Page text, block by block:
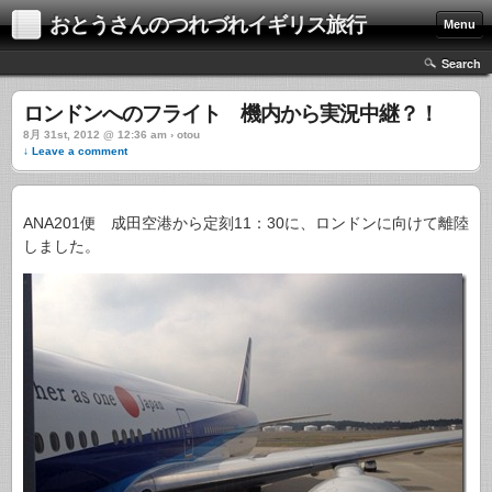
おとうさんのつれづれイギリス旅行 Menu
Search
ロンドンへのフライト 機内から実況中継？！
8月 31st, 2012 @ 12:36 am › otou
↓ Leave a comment
ANA201便 成田空港から定刻11：30に、ロンドンに向けて離陸
しました。